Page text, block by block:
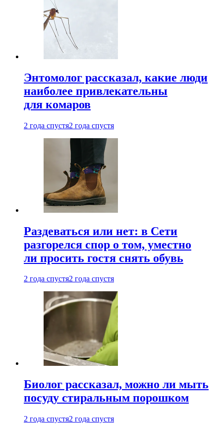
Энтомолог рассказал, какие люди
наиболее привлекательны
для комаров
2 года спустя2 года спустя
Раздеваться или нет: в Сети
разгорелся спор о том, уместно
ли просить гостя снять обувь
2 года спустя2 года спустя
Биолог рассказал, можно ли мыть
посуду стиральным порошком
2 года спустя2 года спустя